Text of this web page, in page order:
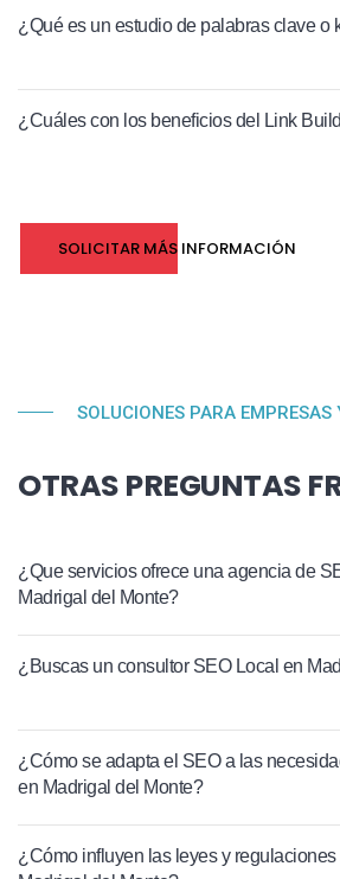
¿Qué es un estudio de palabras clave o
¿Cuáles con los beneficios del Link
SOLICITAR MÁS INFORMACIÓN
SOLUCIONES PARA EMPRESAS
OTRAS PREGUNTAS
¿Que servicios ofrece una agencia de
Madrigal del Monte?
¿Buscas un consultor SEO Local en
¿Cómo se adapta el SEO a las
en Madrigal del Monte?
¿Cómo influyen las leyes y